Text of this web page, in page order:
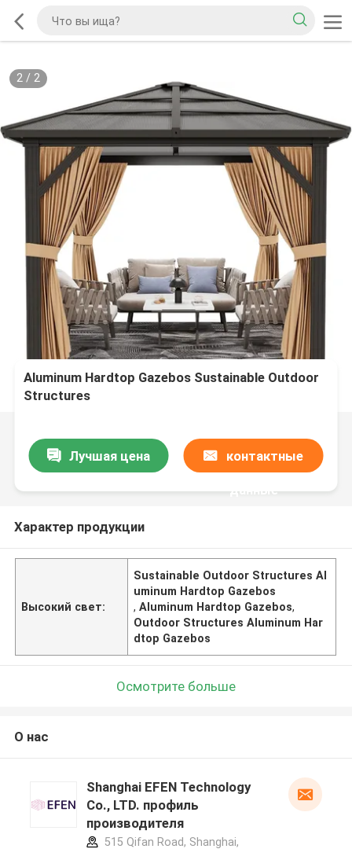
2/ 2
Aluminum Hardtop Gazebos Sustainable Outdoor
Structures
Лучшая цена контактные
данные
Характер продукции
Высокий свет:
Sustainable Outdoor Structures Al
uminum Hardtop Gazebos
,Aluminum Hardtop Gazebos,
Outdoor Structures Aluminum Har
dtop Gazebos
Осмотрите больше
О нас
Shanghai EFEN Technology
Co., LTD. профиль
производителя
515 Qifan Road, Shanghai,